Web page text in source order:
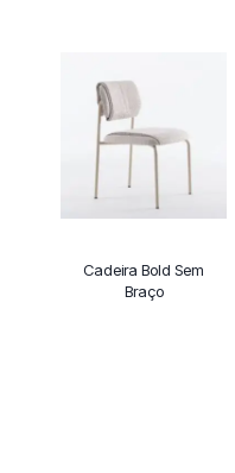
Cadeira Bold Sem
Braço